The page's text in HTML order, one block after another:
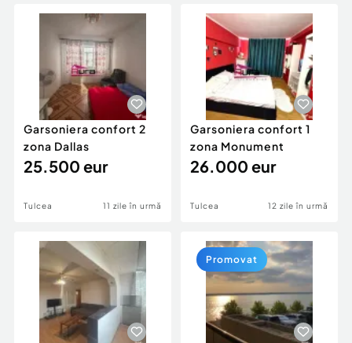
Animale de companie
Afaceri și echipamente profesionale
Inchiriere Bunuri si Vehicule
Utilaje agricole si industriale
Dacia Duster
Garsoniera confort 2
zona Dallas
25.500 eur
Tulcea 11 zile în urmă
Garsoniera confort 1
zona Monument
26.000 eur
Tulcea 12 zile în urmă
Promovat